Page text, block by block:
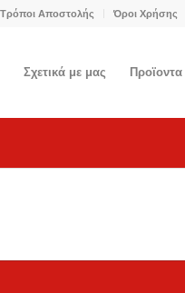
Τρόποι Αποστολής Όροι Χρήσης
Σχετικά με μας Προϊοντα